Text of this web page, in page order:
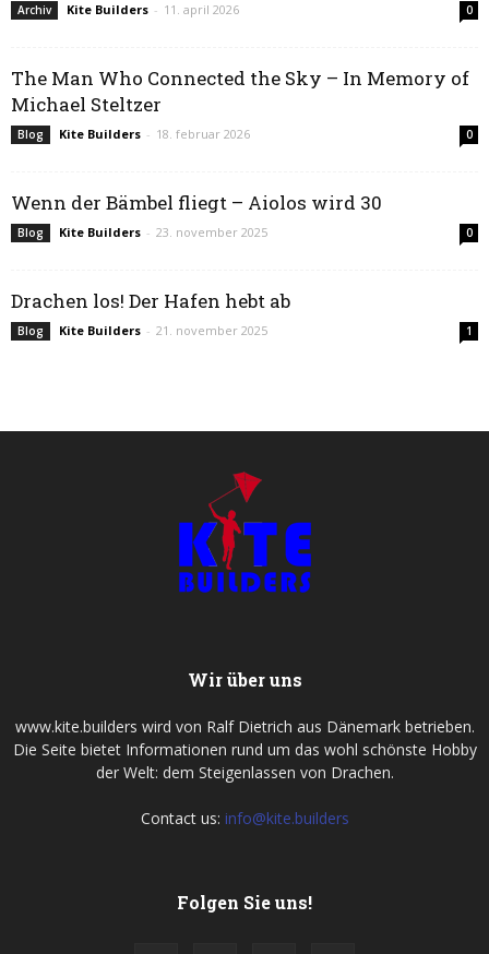
Archiv Kite Builders - 11. april 2026 0
The Man Who Connected the Sky – In Memory of
Michael Steltzer
Blog Kite Builders - 18. februar 2026 0
Wenn der Bämbel fliegt – Aiolos wird 30
Blog Kite Builders - 23. november 2025 0
Drachen los! Der Hafen hebt ab
Blog Kite Builders - 21. november 2025 1
Wir über uns
www.kite.builders wird von Ralf Dietrich aus Dänemark betrieben.
Die Seite bietet Informationen rund um das wohl schönste Hobby
der Welt: dem Steigenlassen von Drachen.
Contact us: info@kite.builders
Folgen Sie uns!